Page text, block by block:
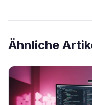
Ähnliche